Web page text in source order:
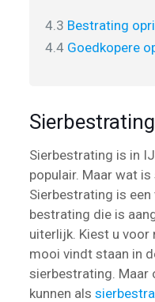
4.3 Bestrating
4.4 Goedkopere
Sierbestrating is in
populair. Maar wat
Sierbestrating is
bestrating die is
uiterlijk. Kiest u
mooi vindt staan in
sierbestrating. Maar
kunnen als